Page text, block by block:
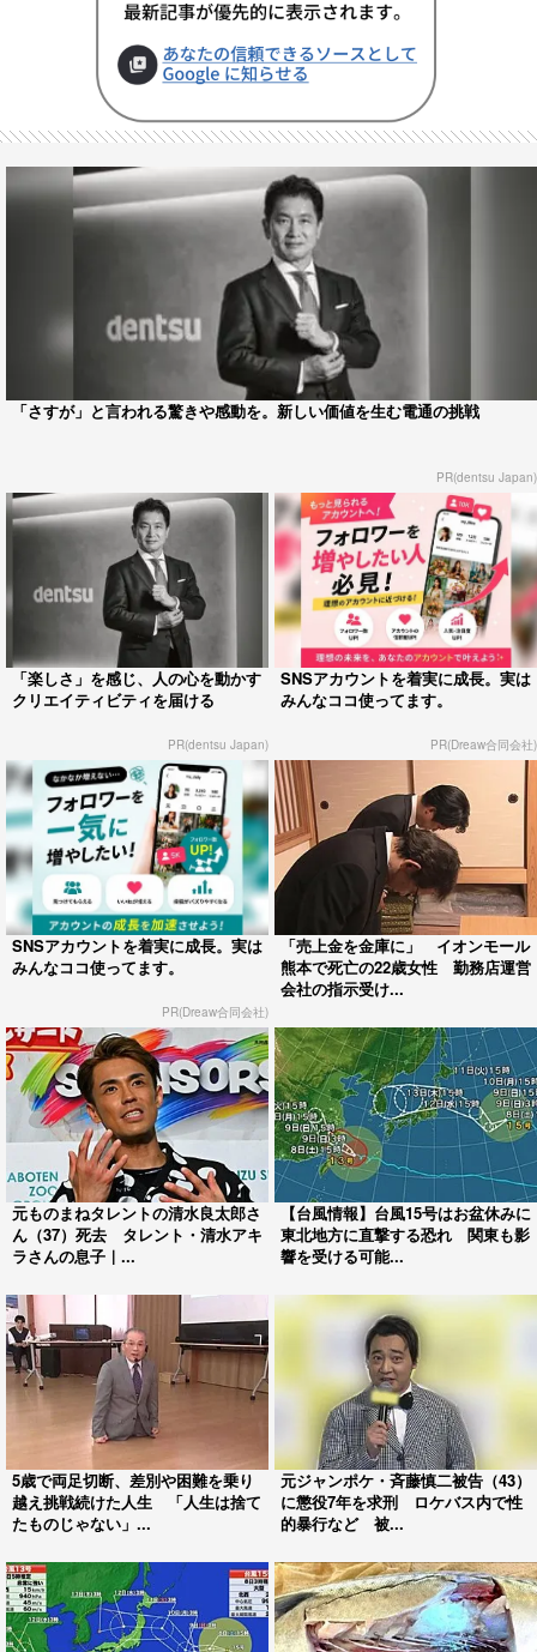
「さすが」と言われる驚きや感動を。新しい価値を生む電通の挑戦
PR(dentsu Japan)
「楽しさ」を感じ、人の心を動かす
クリエイティビティを届ける
PR(dentsu Japan)
SNSアカウントを着実に成長。実は
みんなココ使ってます。
PR(Dreaw合同会社)
SNSアカウントを着実に成長。実は
みんなココ使ってます。
PR(Dreaw合同会社)
「売上金を金庫に」 イオンモール
熊本で死亡の22歳女性 勤務店運営
会社の指示受け...
元ものまねタレントの清水良太郎さ
ん（37）死去 タレント・清水アキ
ラさんの息子｜...
【台風情報】台風15号はお盆休みに
東北地方に直撃する恐れ 関東も影
響を受ける可能...
5歳で両足切断、差別や困難を乗り
越え挑戦続けた人生 「人生は捨て
たものじゃない」...
元ジャンポケ・斉藤慎二被告（43）
に懲役7年を求刑 ロケバス内で性
的暴行など 被...